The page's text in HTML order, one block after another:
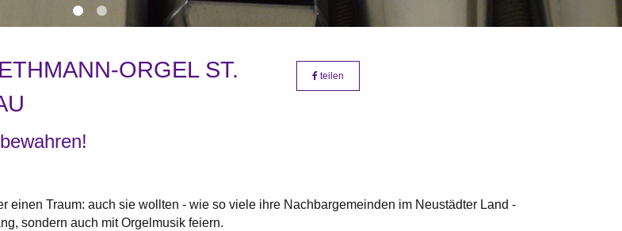
ORGEL ST.
teilen
einen Traum: auch sie wollten - wie so viele ihre Nachbargemeinden im Neustädter Land -
sondern auch mit Orgelmusik feiern.